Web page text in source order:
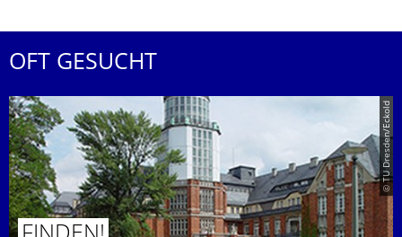
OFT GESUCHT
© TU Dresden/Eckold